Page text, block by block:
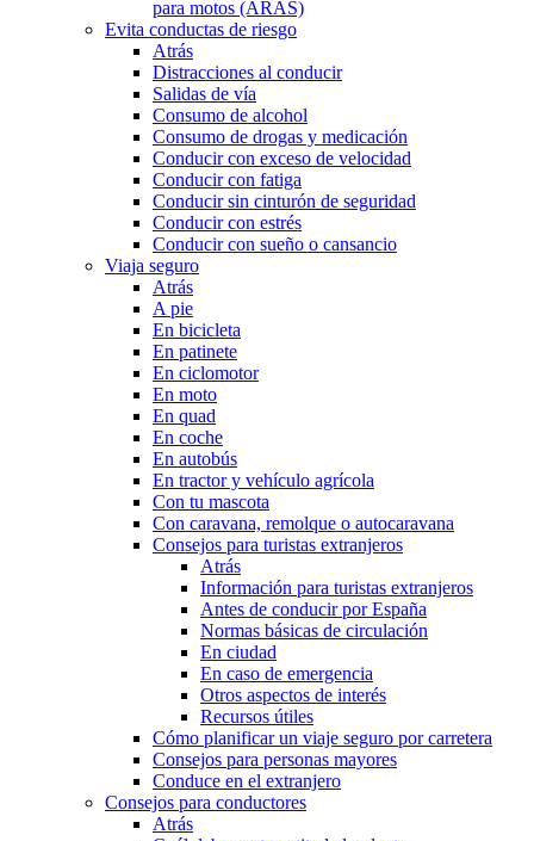
para motos (ARAS)
Evita conductas de riesgo
Atrás
Distracciones al conducir
Salidas de vía
Consumo de alcohol
Consumo de drogas y medicación
Conducir con exceso de velocidad
Conducir con fatiga
Conducir sin cinturón de seguridad
Conducir con estrés
Conducir con sueño o cansancio
Viaja seguro
Atrás
A pie
En bicicleta
En patinete
En ciclomotor
En moto
En quad
En coche
En autobús
En tractor y vehículo agrícola
Con tu mascota
Con caravana, remolque o autocaravana
Consejos para turistas extranjeros
Atrás
Información para turistas extranjeros
Antes de conducir por España
Normas básicas de circulación
En ciudad
En caso de emergencia
Otros aspectos de interés
Recursos útiles
Cómo planificar un viaje seguro por carretera
Consejos para personas mayores
Conduce en el extranjero
Consejos para conductores
Atrás